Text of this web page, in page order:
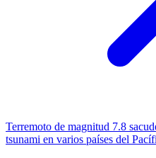
Terremoto de magnitud 7.8
tsunami en varios países del